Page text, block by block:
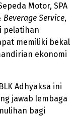
Motor, SPA
Beverage Service,
pelatihan
memiliki bekal
ekonomi
Adhyaksa ini
jawab lembaga
bagi